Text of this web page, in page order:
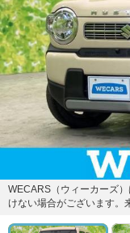
WECARS（ウィーカーズ
けない場合がございます。